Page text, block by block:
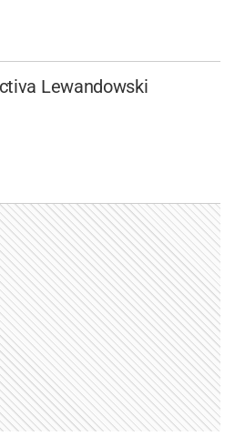
Lewandowski